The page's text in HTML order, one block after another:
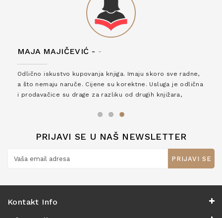
MAJA MAJIČEVIĆ - -
Odlično iskustvo kupovanja knjiga. Imaju skoro sve radne,
a što nemaju naruče. Cijene su korektne. Usluga je odlična
i prodavačice su drage za razliku od drugih knjižara,
PRIJAVI SE U NAŠ NEWSLETTER
PRIJAVI SE
Kontakt Info